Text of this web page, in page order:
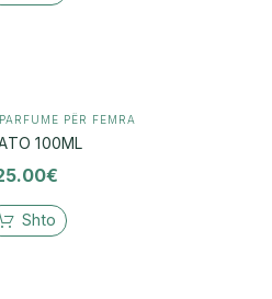
PARFUME PËR FEMRA
100ML
€
Shto